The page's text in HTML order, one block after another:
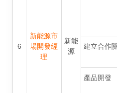
6
新能源市
場開發經
理
新能
源
建立合作
產品開發